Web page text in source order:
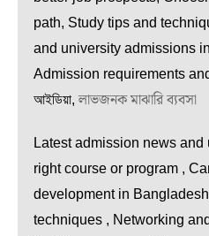
path, Study tips and
and university admissions
Admission requirements and
আইডিয়া, লাভজনক মাঝারি ব্যবসা
Latest admission news
right course or program ,
development in
techniques , Networking